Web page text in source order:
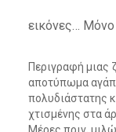
εικόνες… Μόνο
Περιγραφή μιας
αποτύπωμα
πολυδιάστατης
χτισμένης στα
Μέρες πριν,